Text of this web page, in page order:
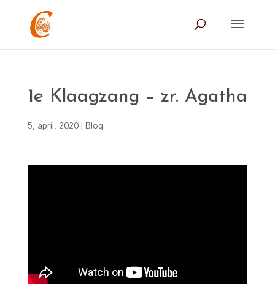
1e Klaagzang – zr. Agatha
5, april, 2020|Blog